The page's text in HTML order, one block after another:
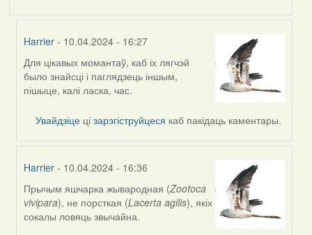
Harrier - 10.04.2024 - 16:27
In
reply
to
SaMANdaS
Для цікавых момантаў, каб іх лягчэй
было знайсці і паглядзець іншым,
пішыце, калі ласка, час.
Увайдзіце цізарэгіструйцеся каб пакідаць каментары.
Harrier - 10.04.2024 - 16:36
In
reply
to
Прычым яшчарка жывародная (Zootoca
vivipara), не порсткая (Lacerta agilis), якіх
сокалы ловяць звычайна.